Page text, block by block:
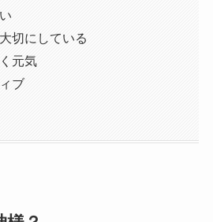
切にしている
元気
ブ